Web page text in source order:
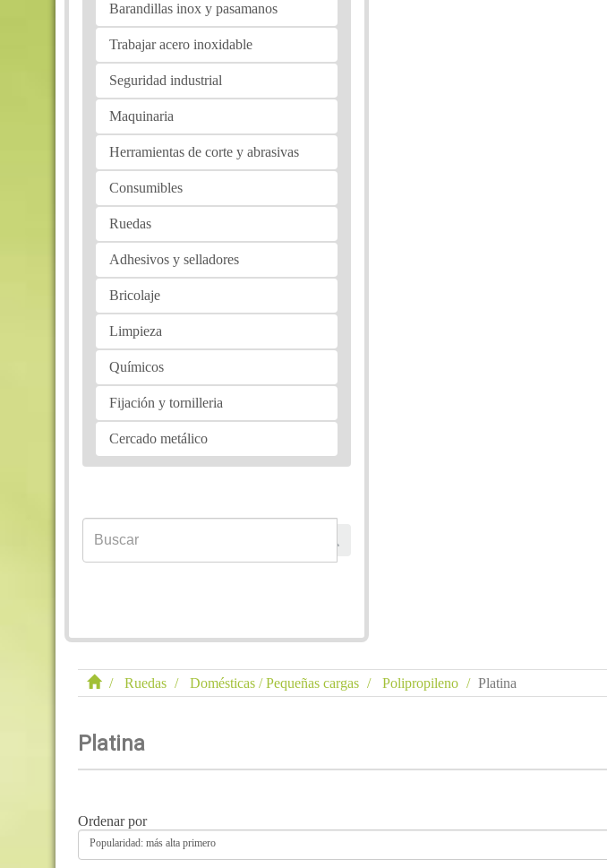
Barandillas inox y pasamanos
Trabajar acero inoxidable
Seguridad industrial
Maquinaria
Herramientas de corte y abrasivas
Consumibles
Ruedas
Adhesivos y selladores
Bricolaje
Limpieza
Químicos
Fijación y tornilleria
Cercado metálico
Ruedas Domésticas / Pequeñas cargas Polipropileno Platina
Platina
Ordenar por
Popularidad: más alta primero